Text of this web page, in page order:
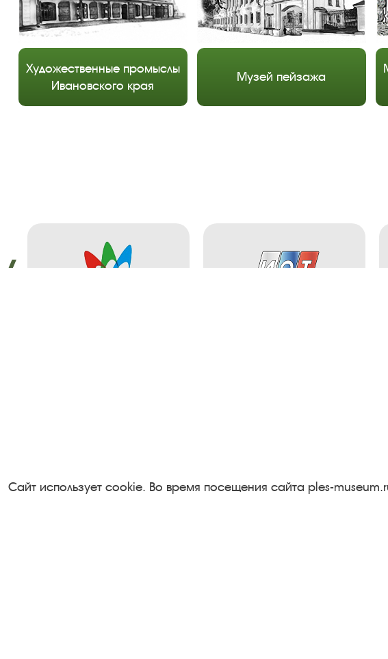
Художественные промыслы
Ивановского края
Музей пейзажа
Посетителям
Турфирмам
Сайт использует cookie. Во время посещения сайта ples-